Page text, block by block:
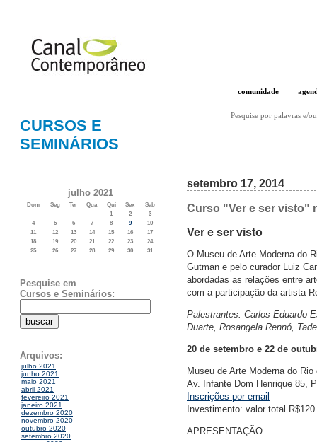
comunidade
CURSOS E
SEMINÁRIOS
julho 2021
Dom Seg Ter Qua Qui Sex
Sab
1
2
3
4
5 6 7 8 9
10
11
12 13 14 15 16
17
18
19 20 21 22 23
24
25
26 27 28 29 30 31
Pesquise em
Cursos e Seminários:
Arquivos:
julho 2021
junho 2021
maio 2021
abril 2021
fevereiro 2021
janeiro 2021
dezembro 2020
novembro 2020
outubro 2020
setembro 2020
Pesquise por palavras e/
setembro 17, 2014
Curso "Ver e ser visto"
Ver e ser visto
O Museu de Arte Moderna do
Gutman e pelo curador Luiz
abordadas as relações entre
com a participação da artista
Palestrantes: Carlos Eduardo
Duarte, Rosangela Rennó,
20 de setembro e 22 de
Museu de Arte Moderna do
Av. Infante Dom Henrique 85,
Inscrições por email
Investimento: valor total R$120
APRESENTAÇÃO